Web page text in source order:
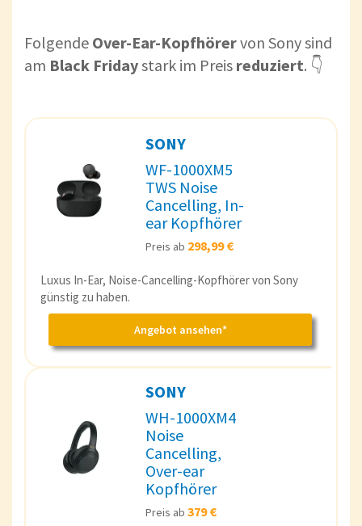
Folgende Over-Ear-Kopfhörervon Sony sind
am Black Fridaystark im Preis reduziert. 👇
SONY
WF-1000XM5
TWS Noise
Cancelling, In-
ear Kopfhörer
Preis ab 298,99 €
Luxus In-Ear, Noise-Cancelling-Kopfhörer von Sony
günstig zu haben.
Angebot ansehen*
SONY
WH-1000XM4
Noise
Cancelling,
Over-ear
Kopfhörer
Preis ab 379 €